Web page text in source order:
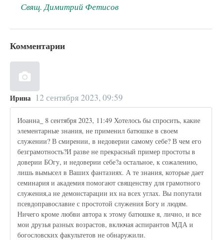
Свящ. Димитрий Фетисов
Комментарии
Ирина 12 сентября 2023, 09:59
Иоанна_ 8 сентября 2023, 11:49 Хотелось бы спросить, какие
элементарные знания, не применил батюшке в своем
служении? В смирении, в недоверии самому себе? В чем его
безграмотность?И разве не прекрасный пример простоты в
доверии БОгу, и недоверии себе?а остальное, к сожалению,
лишь вымысел в Ваших фантазиях. А те знания, которые дает
семинария и академия помогают священству для грамотного
служения,а не демонстарации их на всех углах. Вы попутали
псевдоправославие с простотой служения Богу и людям.
Ничего кроме любви автора к этому батюшке я, лично, и все
мои друзья разных возрастов, включая аспирантов МДА и
богословских факультетов не обнаружили.